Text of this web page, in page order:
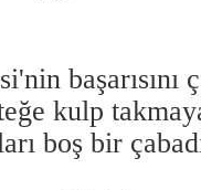
başarısını
kulp
boş bir